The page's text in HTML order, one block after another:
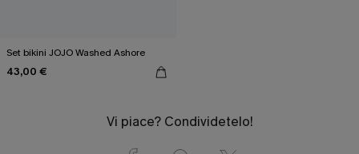
Set bikini JOJO Washed Ashore
43,00 €
Vi piace? Condividetelo!